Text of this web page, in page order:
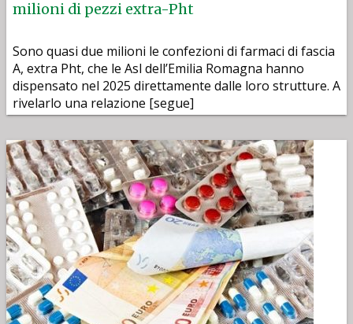
milioni di pezzi extra-Pht
Sono quasi due milioni le confezioni di farmaci di fascia
A, extra Pht, che le Asl dell’Emilia Romagna hanno
dispensato nel 2025 direttamente dalle loro strutture. A
rivelarlo una relazione [segue]